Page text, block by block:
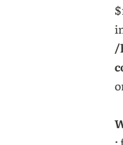
/